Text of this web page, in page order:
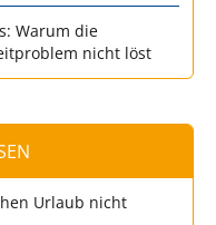
Warum die
nicht löst
Urlaub nicht